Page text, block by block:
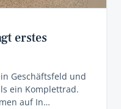
erstes
Geschäftsfeld und
ein Komplettrad.
auf In…